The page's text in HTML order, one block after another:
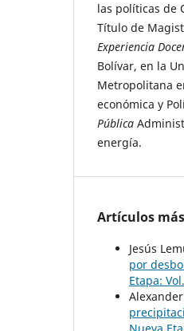
las políticas de
Título de
Experiencia
Bolívar, en la
Metropolitana
económica y
Pública
energía.
Artículos
Jesús
por
Etapa: